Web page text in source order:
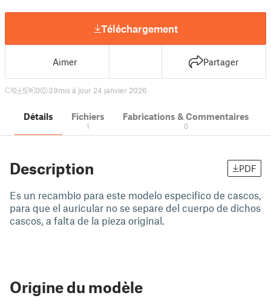
Téléchargement
Aimer Partager
0 5 0 39mis à jour 24 janvier 2026
Détails Fichiers
1
Fabrications & Commentaires
0
Description PDF
Es un recambio para este modelo especifico de cascos,
para que el auricular no se separe del cuerpo de dichos
cascos, a falta de la pieza original.
Origine du modèle